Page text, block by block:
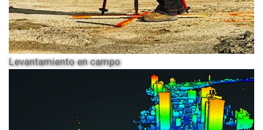
Levantamiento en campo